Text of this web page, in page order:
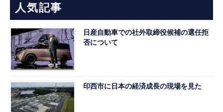
人気記事
日産自動車での社外取締役候補の選任拒
否について
印西市に日本の経済成長の現場を見た